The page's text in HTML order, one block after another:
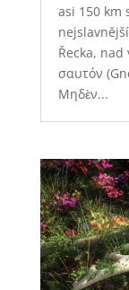
asi 150 km
Řecka,
σαυτόν
Μηδὲν...